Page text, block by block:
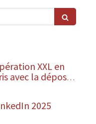
XXL en
avec la dépose
2025